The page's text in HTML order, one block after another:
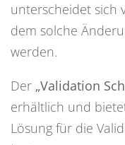
unterscheidet sich
dem solche
werden.
Der „Validation
erhältlich und
Lösung für die